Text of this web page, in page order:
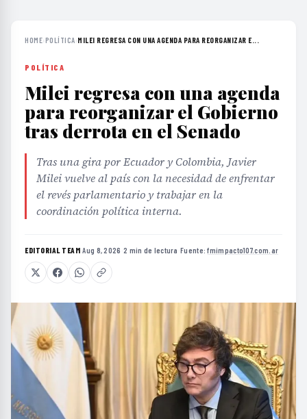
HOME›POLÍTICA›MILEI REGRESA CON UNA AGENDA PARA REORGANIZAR E...
POLÍTICA
Milei regresa con una agenda
para reorganizar el Gobierno
tras derrota en el Senado
Tras una gira por Ecuador y Colombia, Javier
Milei vuelve al país con la necesidad de enfrentar
el revés parlamentario y trabajar en la
coordinación política interna.
EDITORIAL TEAM·Aug 8, 2026 ·2 min de lectura ·Fuente:fmimpacto107.com.ar